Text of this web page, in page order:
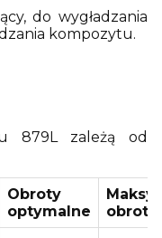
do wygładzania
kompozytu.
879L zależą od
Obroty
optymalne
obroty